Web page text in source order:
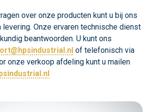
over onze producten kunt u bij ons
levering. Onze ervaren technische dienst
beantwoorden. U kunt ons
of telefonisch via
onze verkoop afdeling kunt u mailen